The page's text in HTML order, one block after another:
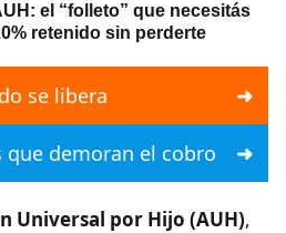
el “folleto” que necesitás
retenido sin perderte
se libera
que demoran el cobro
Universal por Hijo (AUH),